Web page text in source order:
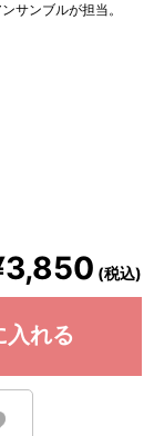
サンブルが担当。
(税込)
入れる